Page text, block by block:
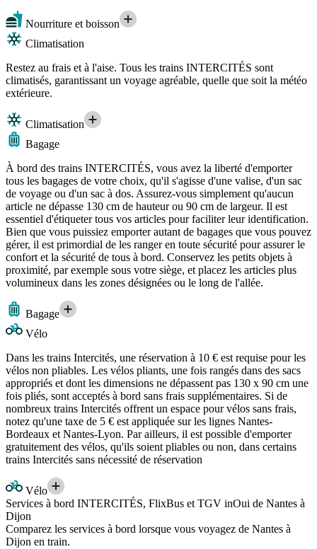
Nourriture et boisson
Climatisation
Restez au frais et à l'aise. Tous les trains INTERCITÉS sont
climatisés, garantissant un voyage agréable, quelle que soit la météo
extérieure.
Climatisation
Bagage
À bord des trains INTERCITÉS, vous avez la liberté d'emporter
tous les bagages de votre choix, qu'il s'agisse d'une valise, d'un sac
de voyage ou d'un sac à dos. Assurez-vous simplement qu'aucun
article ne dépasse 130 cm de hauteur ou 90 cm de largeur. Il est
essentiel d'étiqueter tous vos articles pour faciliter leur identification.
Bien que vous puissiez emporter autant de bagages que vous pouvez
gérer, il est primordial de les ranger en toute sécurité pour assurer le
confort et la sécurité de tous à bord. Conservez les petits objets à
proximité, par exemple sous votre siège, et placez les articles plus
volumineux dans les zones désignées ou le long de l'allée.
Bagage
Vélo
Dans les trains Intercités, une réservation à 10 € est requise pour les
vélos non pliables. Les vélos pliants, une fois rangés dans des sacs
appropriés et dont les dimensions ne dépassent pas 130 x 90 cm une
fois pliés, sont acceptés à bord sans frais supplémentaires. Si de
nombreux trains Intercités offrent un espace pour vélos sans frais,
notez qu'une taxe de 5 € est appliquée sur les lignes Nantes-
Bordeaux et Nantes-Lyon. Par ailleurs, il est possible d'emporter
gratuitement des vélos, qu'ils soient pliables ou non, dans certains
trains Intercités sans nécessité de réservation
Vélo
Services à bord INTERCITÉS, FlixBus et TGV inOui de Nantes à
Dijon
Comparez les services à bord lorsque vous voyagez de Nantes à
Dijon en train.